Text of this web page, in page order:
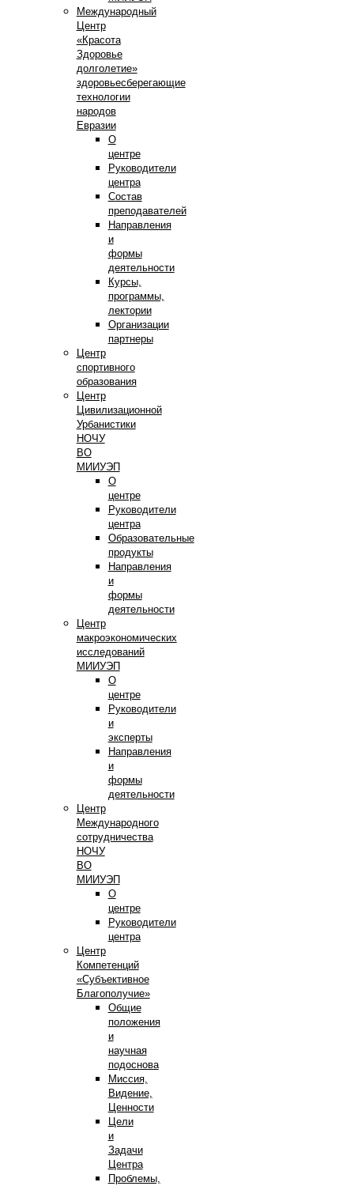
Международный
Центр
«Красота
Здоровье
долголетие»
здоровьесберегающие
технологии
народов
Евразии
О
центре
Руководители
центра
Состав
преподавателей
Направления
и
формы
деятельности
Курсы,
программы,
лектории
Организации
партнеры
Центр
спортивного
образования
Центр
Цивилизационной
Урбанистики
НОЧУ
ВО
МИИУЭП
О
центре
Руководители
центра
Образовательные
продукты
Направления
и
формы
деятельности
Центр
макроэкономических
исследований
МИИУЭП
О
центре
Руководители
и
эксперты
Направления
и
формы
деятельности
Центр
Международного
сотрудничества
НОЧУ
ВО
МИИУЭП
О
центре
Руководители
центра
Центр
Компетенций
«Субъективное
Благополучие»
Общие
положения
и
научная
подоснова
Миссия,
Видение,
Ценности
Цели
и
Задачи
Центра
Проблемы,